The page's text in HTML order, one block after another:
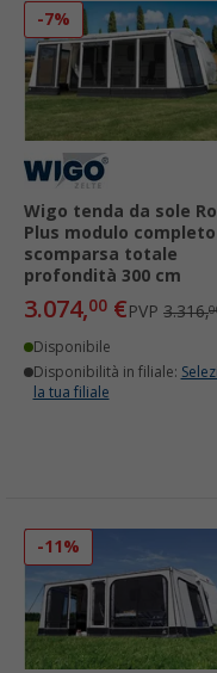
-7%
Wigo tenda da sole
Plus modulo
scomparsa totale
profondità 300 cm
3.074,00 €PVP 3.316,
Disponibile
Disponibilità in filiale:
la tua filiale
-11%